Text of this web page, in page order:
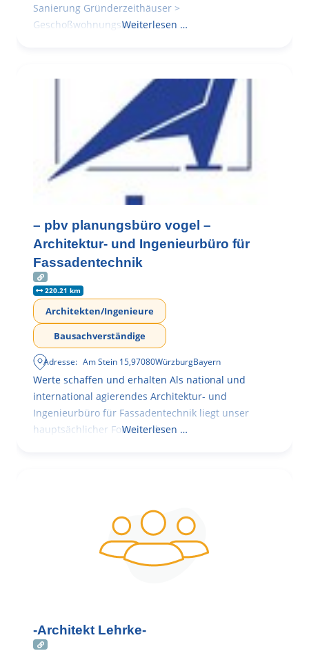
Sanierung Gründerzeithäuser >
GeschoßwohnungsbauWeiterlesen …
– pbv planungsbüro vogel –
Architektur- und Ingenieurbüro für
Fassadentechnik
220.21 km
Architekten/Ingenieure
Bausachverständige
Adresse: Am Stein 15,97080WürzburgBayern
Werte schaffen und erhalten Als national und
international agierendes Architektur- und
Ingenieurbüro für Fassadentechnik liegt unser
hauptsächlicher Fokus in der
Weiterlesen …
-Architekt Lehrke-